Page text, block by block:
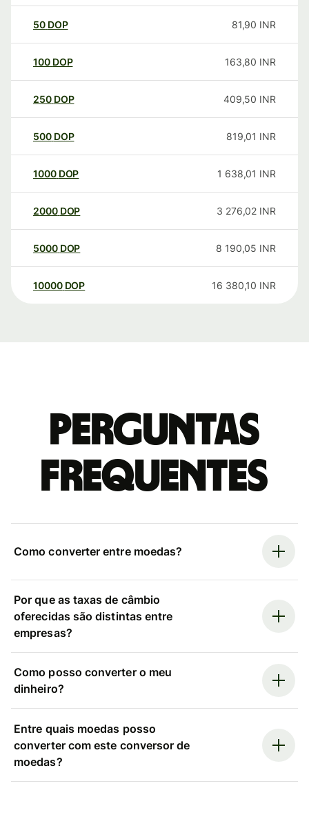
50 DOP 81,90 INR
100 DOP 163,80 INR
250 DOP 409,50 INR
500 DOP 819,01 INR
1000 DOP 1 638,01 INR
2000 DOP 3 276,02 INR
5000 DOP 8 190,05 INR
10000 DOP 16 380,10 INR
Perguntas
frequentes
Como converter entre moedas?
Por que as taxas de câmbio
oferecidas são distintas entre
empresas?
Como posso converter o meu
dinheiro?
Entre quais moedas posso
converter com este conversor de
moedas?